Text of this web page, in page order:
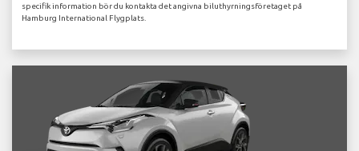
specifik information bör du kontakta det angivna biluthyrningsföretaget på
Hamburg International Flygplats.